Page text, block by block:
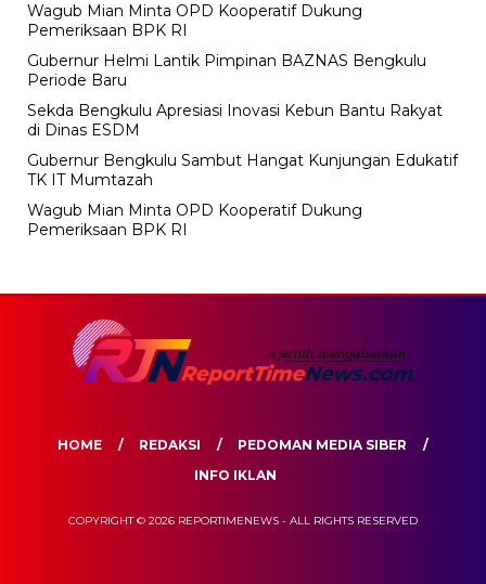
Wagub Mian Minta OPD Kooperatif Dukung
Pemeriksaan BPK RI
Gubernur Helmi Lantik Pimpinan BAZNAS Bengkulu
Periode Baru
Sekda Bengkulu Apresiasi Inovasi Kebun Bantu Rakyat
di Dinas ESDM
Gubernur Bengkulu Sambut Hangat Kunjungan Edukatif
TK IT Mumtazah
Wagub Mian Minta OPD Kooperatif Dukung
Pemeriksaan BPK RI
HOME REDAKSI
PEDOMAN MEDIA SIBER
INFO IKLAN
COPYRIGHT © 2026 REPORTIMENEWS - ALL RIGHTS RESERVED